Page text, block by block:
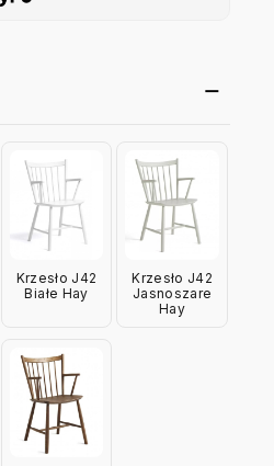
Krzesło J42
Białe Hay
Krzesło J42
Jasnoszare
Hay